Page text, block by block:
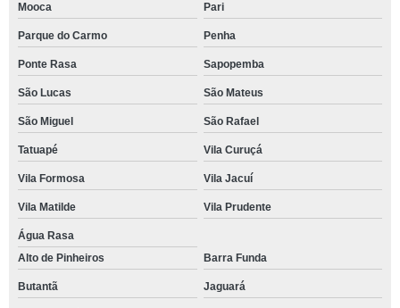
Mooca Pari
Parque do Carmo Penha
Ponte Rasa Sapopemba
São Lucas São Mateus
São Miguel São Rafael
Tatuapé Vila Curuçá
Vila Formosa Vila Jacuí
Vila Matilde Vila Prudente
Água Rasa
Alto de Pinheiros
Barra Funda
Butantã Jaguará